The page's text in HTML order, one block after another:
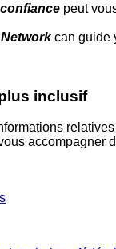
peut
can guide
inclusif
accompagner